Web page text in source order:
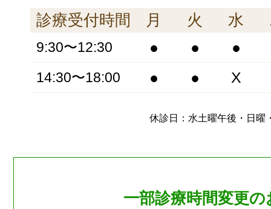
診療受付時間 月 火 水
9:30〜12:30 ● ● ●
14:30〜18:00 ● ● X
休診日：水土曜午後・日曜
一部診療時間変更